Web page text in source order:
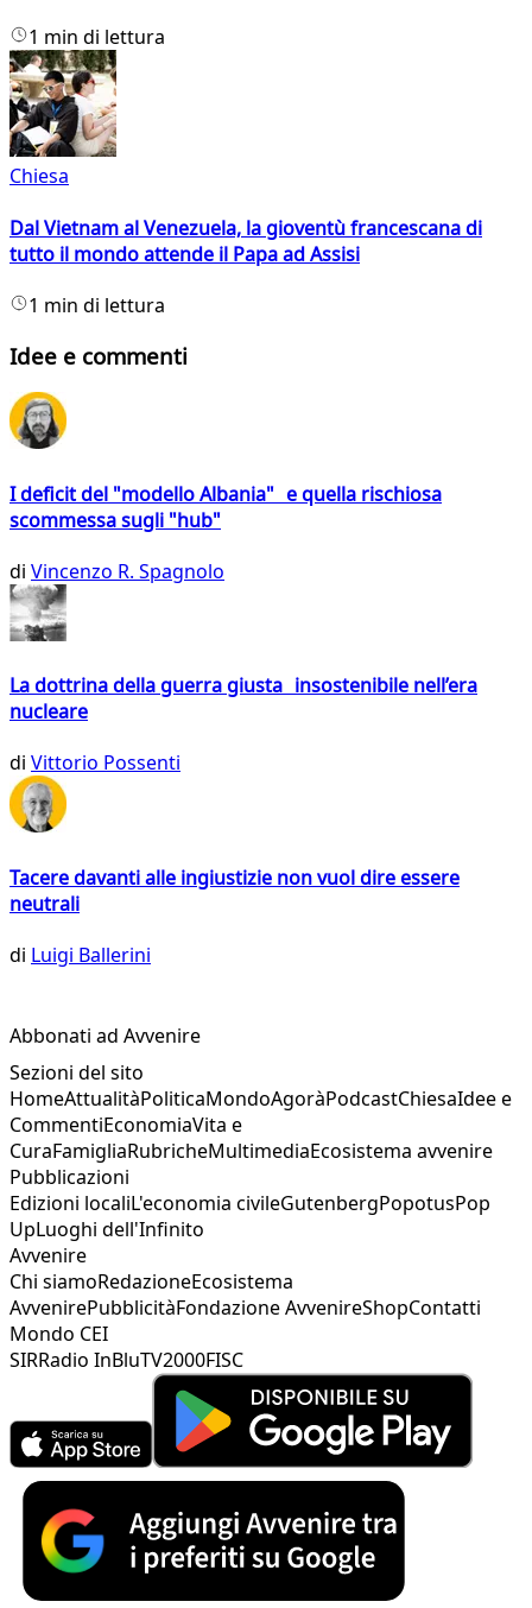
1 min di lettura
Chiesa
Dal Vietnam al Venezuela, la gioventù francescana di
tutto il mondo attende il Papa ad Assisi
1 min di lettura
Idee e commenti
I deficit del "modello Albania" e quella rischiosa
scommessa sugli "hub"
di Vincenzo R. Spagnolo
La dottrina della guerra giusta insostenibile nell’era
nucleare
di Vittorio Possenti
Tacere davanti alle ingiustizie non vuol dire essere
neutrali
di Luigi Ballerini
Abbonati ad Avvenire
Sezioni del sito
HomeAttualitàPoliticaMondoAgoràPodcastChiesaIdee e
CommentiEconomiaVita e
CuraFamigliaRubricheMultimediaEcosistema avvenire
Pubblicazioni
Edizioni localiL'economia civileGutenbergPopotusPop
UpLuoghi dell'Infinito
Avvenire
Chi siamoRedazioneEcosistema
AvvenirePubblicitàFondazione AvvenireShopContatti
Mondo CEI
SIRRadio InBluTV2000FISC